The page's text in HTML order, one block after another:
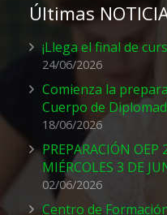
Últimas
¡Llega el final de
24/06/2026
Comienza la
Cuerpo de
18/06/2026
PREPARACIÓN
MIÉRCOLES 3 DE
02/06/2026
Centro de